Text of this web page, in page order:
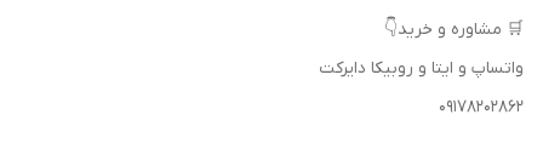
🛒 مشاوره و خرید👇
واتساپ و ایتا و روبیکا دایرکت
09178202862